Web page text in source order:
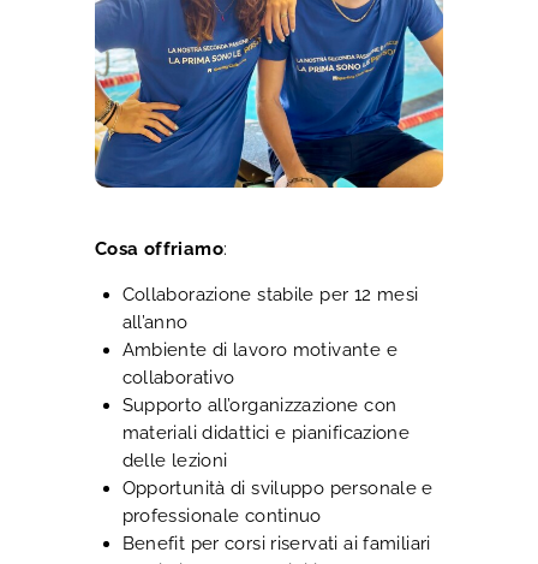
Cosa offriamo:
Collaborazione stabile per 12 mesi
all’anno
Ambiente di lavoro motivante e
collaborativo
Supporto all’organizzazione con
materiali didattici e pianificazione
delle lezioni
Opportunità di sviluppo personale e
professionale continuo
Benefit per corsi riservati ai familiari